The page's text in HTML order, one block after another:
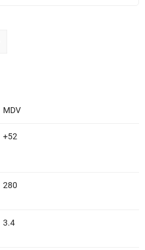
MDV
+52
280
3.4